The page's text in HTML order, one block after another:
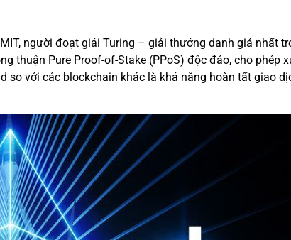
người đoạt giải Turing – giải thưởng danh giá nhất
thuận Pure Proof-of-Stake (PPoS) độc đáo, cho phép
so với các blockchain khác là khả năng hoàn tất giao